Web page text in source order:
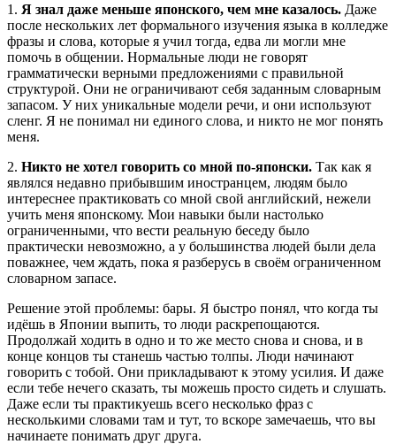
1. Я знал даже меньше японского, чем мне казалось. Даже
после нескольких лет формального изучения языка в колледже
фразы и слова, которые я учил тогда, едва ли могли мне
помочь в общении. Нормальные люди не говорят
грамматически верными предложениями с правильной
структурой. Они не ограничивают себя заданным словарным
запасом. У них уникальные модели речи, и они используют
сленг. Я не понимал ни единого слова, и никто не мог понять
меня.
2. Никто не хотел говорить со мной по-японски. Так как я
являлся недавно прибывшим иностранцем, людям было
интереснее практиковать со мной свой английский, нежели
учить меня японскому. Мои навыки были настолько
ограниченными, что вести реальную беседу было
практически невозможно, а у большинства людей были дела
поважнее, чем ждать, пока я разберусь в своём ограниченном
словарном запасе.
Решение этой проблемы: бары. Я быстро понял, что когда ты
идёшь в Японии выпить, то люди раскрепощаются.
Продолжай ходить в одно и то же место снова и снова, и в
конце концов ты станешь частью толпы. Люди начинают
говорить с тобой. Они прикладывают к этому усилия. И даже
если тебе нечего сказать, ты можешь просто сидеть и слушать.
Даже если ты практикуешь всего несколько фраз с
несколькими словами там и тут, то вскоре замечаешь, что вы
начинаете понимать друг друга.